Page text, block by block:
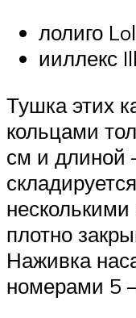
лолиго
ииллекс
Тушка этих
кольцами
см и длиной
плотно
Наживка
номерами 5